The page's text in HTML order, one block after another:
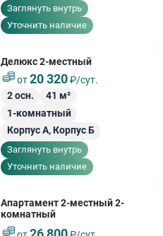
Заглянуть внутрь
Уточнить наличие
Делюкс 2-местный
от20 320₽/сут.
2осн. 41 м²
1-комнатный
Корпус А, Корпус Б
Заглянуть внутрь
Уточнить наличие
Апартамент 2-местный 2-
комнатный